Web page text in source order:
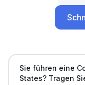
Sie führen eine
States? Tragen